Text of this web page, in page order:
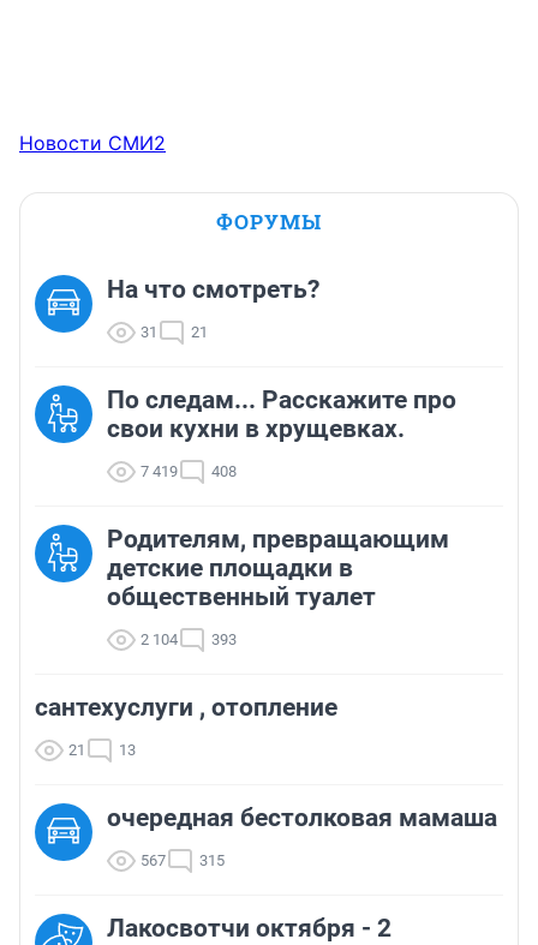
Новости СМИ2
ФОРУМЫ
На что смотреть?
31 21
По следам... Расскажите про
свои кухни в хрущевках.
7 419 408
Родителям, превращающим
детские площадки в
общественный туалет
2 104 393
сантехуслуги , отопление
21 13
очередная бестолковая мамаша
567 315
Лакосвотчи октября - 2